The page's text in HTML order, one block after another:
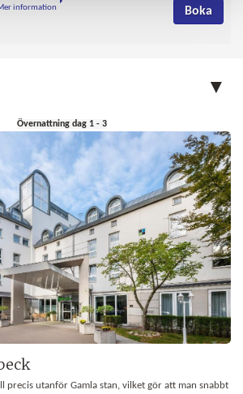
Boka
information
Övernattning dag 1 - 3
precis utanför Gamla stan, vilket gör att man snabbt